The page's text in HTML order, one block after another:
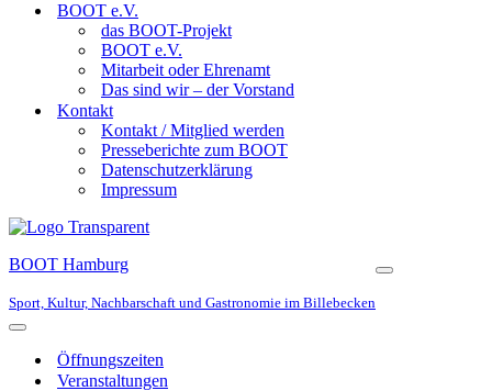
BOOT e.V.
das BOOT-Projekt
BOOT e.V.
Mitarbeit oder Ehrenamt
Das sind wir – der Vorstand
Kontakt
Kontakt / Mitglied werden
Presseberichte zum BOOT
Datenschutzerklärung
Impressum
BOOT Hamburg
Sport, Kultur, Nachbarschaft und Gastronomie im Billebecken
Navigationsmenü
Navigationsmenü
Öffnungszeiten
Veranstaltungen